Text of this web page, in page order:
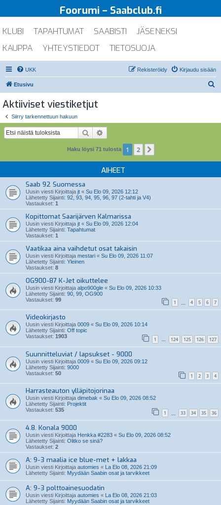
Foorumi – Saabclub.fi
KLUBI TAPAHTUMAT SAABISTI
JÄSENEKSI
KAUPPA
YHTEYSTIEDOT TIETOSUOJA
UKK Kirjaudu sisään
Rekisteröidy
Etusivu
Aktiiviset viestiketjut
Siirry tarkennettuun hakuun
Etsi
Haku löysi 71 tulosta 1 2
AIHEET
Saab 92 Suomessa
Uusin viesti Kirjoittaja jt « Su Elo 09, 2026 12:12
Lähetetty Sijainti: 92, 93, 94, 95, 96, 97 (2-tahti ja V4)
Vastaukset: 1
Kopittomat Saarijärven Kalmarissa
Uusin viesti Kirjoittaja jt « Su Elo 09, 2026 12:04
Lähetetty Sijainti: Tapahtumat
Vastaukset: 1
Vaatikaa aina vaihdetut osat takaisin
Uusin viesti Kirjoittaja mestari « Su Elo 09, 2026 11:07
Lähetetty Sijainti: Yleinen
Vastaukset: 8
OG900-87 K-Jet oikuttelee
Uusin viesti Kirjoittaja alpo900gle « Su Elo 09, 2026 10:33
Lähetetty Sijainti: 90, 99, OG900
Vastaukset: 99 1 4 5 6 7
Videokirjasto
Uusin viesti Kirjoittaja 0009 « Su Elo 09, 2026 10:14
Lähetetty Sijainti: Off topic
Vastaukset: 1903 1 … 124 125 126 127
Suunnitteluviat / lapsukset - 9000
Uusin viesti Kirjoittaja 0009 « Su Elo 09, 2026 09:12
Lähetetty Sijainti: 9000
Vastaukset: 50 1 2 3 4
Harrasteauton ylläpitojorinaa
Uusin viesti Kirjoittaja dimebak « Su Elo 09, 2026 08:52
Lähetetty Sijainti: Projektit
Vastaukset: 535 1 33 34 35 36
4.8. Konala 9000
Uusin viesti Kirjoittaja Henkka #2283 « Su Elo 09, 2026 08:52
Lähetetty Sijainti: Olitko se sinä?
Vastaukset: 2
A: 9-3 maalia ice blue-met + lakkaa
Uusin viesti Kirjoittaja automies « La Elo 08, 2026 21:09
Lähetetty Sijainti: Myydään Saabin osat ja tarvikkeet
A: 9-3 polttoainesuodatin
Uusin viesti Kirjoittaja automies « La Elo 08, 2026 21:03
Lähetetty Sijainti: Myydään Saabin osat ja tarvikkeet